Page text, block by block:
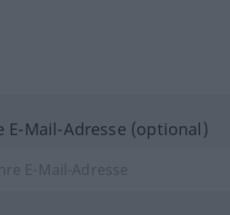
E-Mail-Adresse (optional)